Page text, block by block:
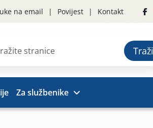
na email Povijest Kontakt
Traži
Za službenike